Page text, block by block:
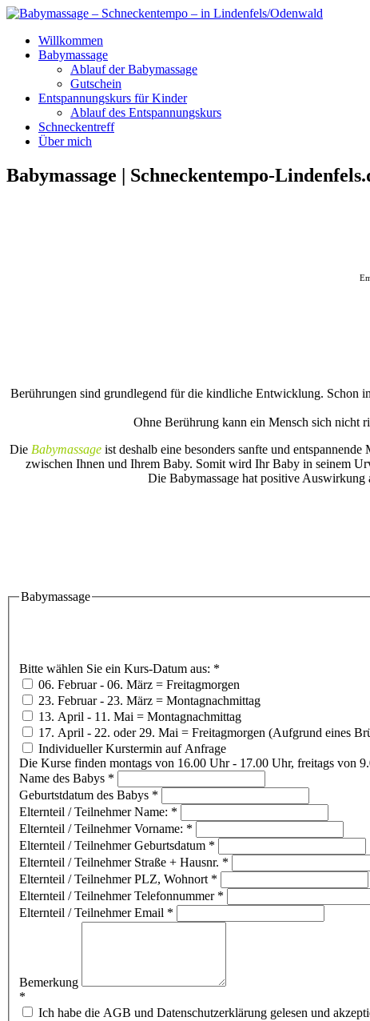
Willkommen
Babymassage
Ablauf der Babymassage
Gutschein
Entspannungskurs für Kinder
Ablauf des Entspannungskurs
Schneckentreff
Über mich
Babymassage | Schneckentempo-
Berührungen sind grundlegend für die kindliche Entwicklung. Schon
Ohne Berührung kann ein Mensch sich nicht
Die Babymassageist deshalb eine besonders sanfte und
zwischen Ihnen und Ihrem Baby. Somit wird Ihr Baby in seinem
Die Babymassage hat positive
Babymassage
Bitte wählen Sie ein Kurs-Datum aus: *
06. Februar - 06. März = Freitagmorgen
23. Februar - 23. März = Montagnachmittag
13. April - 11. Mai = Montagnachmittag
17. April - 22. oder 29. Mai = Freitagmorgen (Aufgrund eines
Individueller Kurstermin auf Anfrage
Die Kurse finden montags von 16.00 Uhr - 17.00 Uhr, freitags von
Name des Babys *
Geburtstdatum des Babys *
Elternteil / Teilnehmer Name: *
Elternteil / Teilnehmer Vorname: *
Elternteil / Teilnehmer Geburtsdatum *
Elternteil / Teilnehmer Straße + Hausnr. *
Elternteil / Teilnehmer PLZ, Wohnort *
Elternteil / Teilnehmer Telefonnummer *
Elternteil / Teilnehmer Email *
Bemerkung
*
Ich habe die AGB und Datenschutzerklärung gelesen und